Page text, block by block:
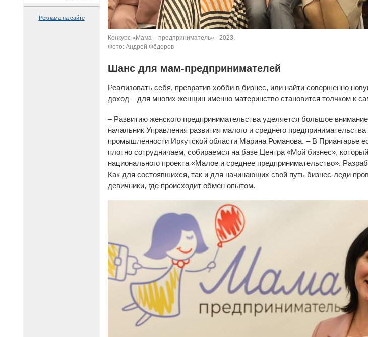
Реклама на сайте
Конкурс «Мама – предприниматель» - 2023.
Фото: Андрей Фёдоров
Шанс для мам-предпринимателей
Реализовать себя, превратив хобби в бизнес, или найти совершенно
доход – для многих женщин именно материнство становится толчком к
– Развитию женского предпринимательства уделяется большое
начальник Управления развития малого и среднего
промышленности Иркутской области Марина Романова. – В Приангарье
плотно сотрудничаем, собираемся на базе Центра «Мой бизнес»,
национального проекта «Малое и среднее предпринимательство».
Как для состоявшихся, так и для начинающих свой путь бизнес-леди
девичники, где происходит обмен опытом.